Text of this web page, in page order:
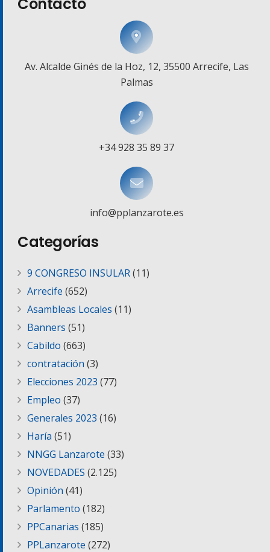
Contacto
Av. Alcalde Ginés de la Hoz, 12, 35500 Arrecife, Las
Palmas
+34 928 35 89 37
info@pplanzarote.es
Categorías
9 CONGRESO INSULAR(11)
Arrecife (652)
Asambleas Locales (11)
Banners (51)
Cabildo (663)
contratación (3)
Elecciones 2023 (77)
Empleo (37)
Generales 2023 (16)
Haría (51)
NNGG Lanzarote (33)
NOVEDADES (2.125)
Opinión (41)
Parlamento (182)
PPCanarias (185)
PPLanzarote (272)